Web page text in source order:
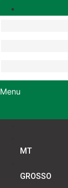
Menu
MT
GROSSO